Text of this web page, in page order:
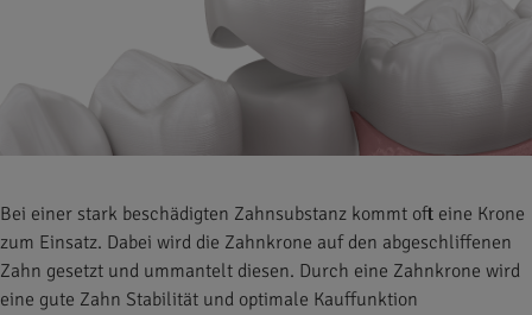
Bei einer stark beschädigten Zahnsubstanz kommt oft eine Krone
zum Einsatz. Dabei wird die Zahnkrone auf den abgeschliffenen
Zahn gesetzt und ummantelt diesen. Durch eine Zahnkrone wird
eine gute Zahn Stabilität und optimale Kauffunktion